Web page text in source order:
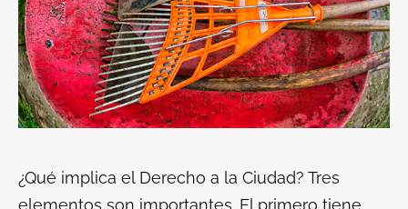
¿Qué implica el Derecho a la Ciudad? Tres
elementos son importantes. El primero tiene